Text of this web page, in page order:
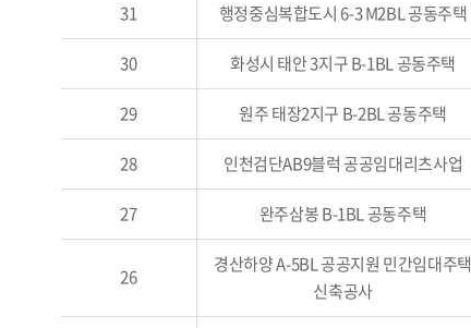
31 행정중심복합도시 6-3 M2BL 공동주택
30 화성시 태안 3지구 B-1BL 공동주택
29 원주 태장2지구 B-2BL 공동주택
28 인천검단AB9블럭 공공임대리츠사업
27 완주삼봉 B-1BL 공동주택
26
경산하양 A-5BL 공공지원 민간임대주택
신축공사